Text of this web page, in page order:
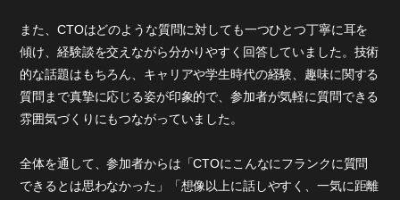
また、CTOはどのような質問に対しても一つひとつ丁寧に耳を
傾け、経験談を交えながら分かりやすく回答していました。技術
的な話題はもちろん、キャリアや学生時代の経験、趣味に関する
質問まで真摯に応じる姿が印象的で、参加者が気軽に質問できる
雰囲気づくりにもつながっていました。
全体を通して、参加者からは「CTOにこんなにフランクに質問
できるとは思わなかった」「想像以上に話しやすく、一気に距離